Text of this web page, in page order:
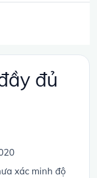
đủ
xác minh độ